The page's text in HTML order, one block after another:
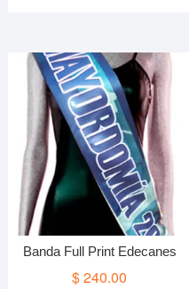
Banda Full Print Edecanes
$240.00